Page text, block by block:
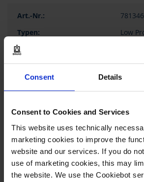
Consent Details
Consent to Cookies and Services
This website uses technically
marketing cookies to improve the
website and our services. If you do
use of marketing cookies, this may
the website. We use the Cookiebot
781346
Low
BIO-
1 emb
1 emb